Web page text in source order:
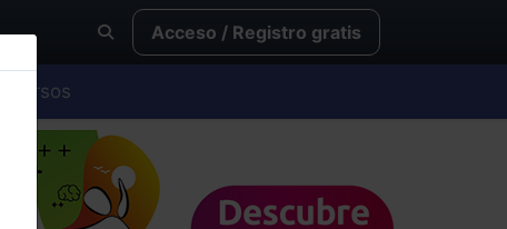
Acceso / Registro gratis
Cursos